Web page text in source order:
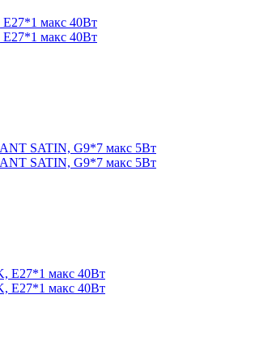
макс 40Вт
макс 40Вт
SATIN, G9*7 макс 5Вт
SATIN, G9*7 макс 5Вт
E27*1 макс 40Вт
E27*1 макс 40Вт